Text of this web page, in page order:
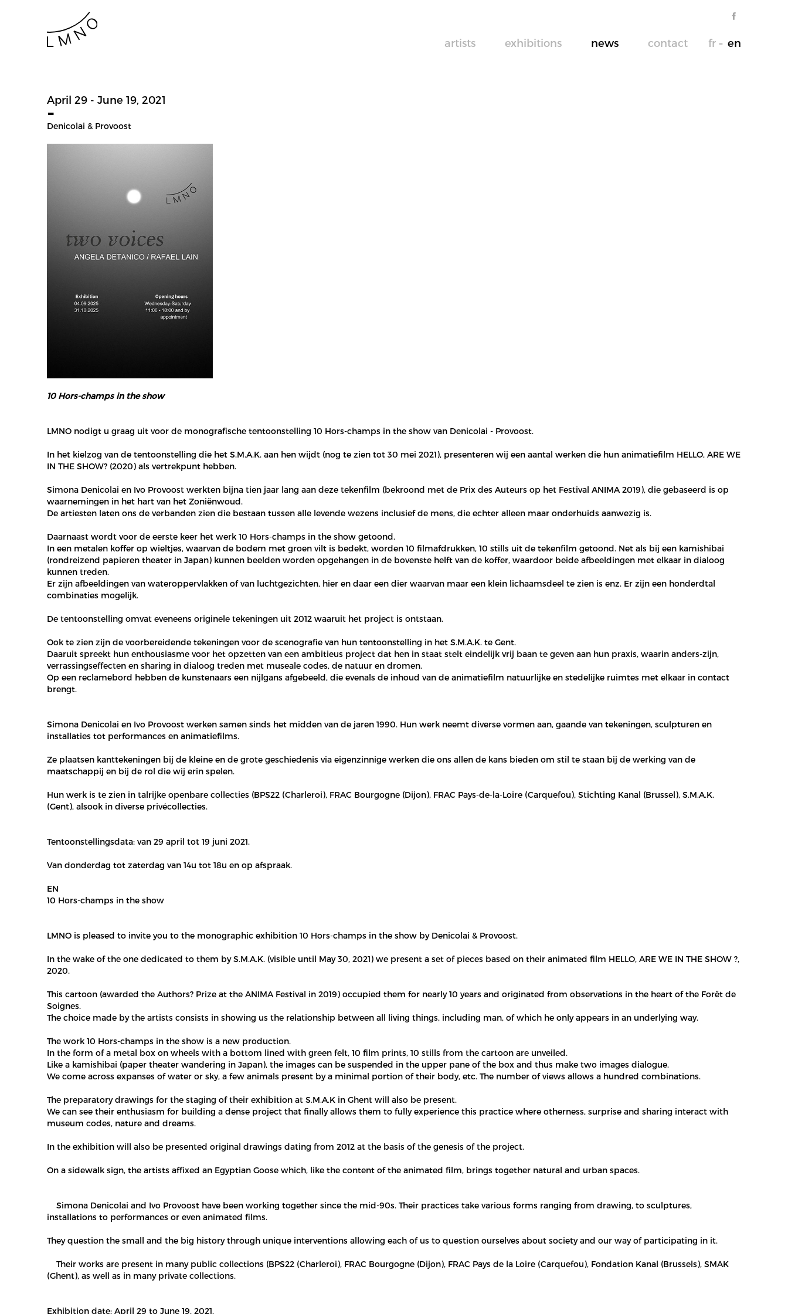
artists exhibitions news contact fr en
April 29 - June 19, 2021
-
Denicolai & Provoost
10 Hors-champs in the show
LMNO nodigt u graag uit voor de monografische tentoonstelling 10 Hors-champs in the show van Denicolai - Provoost.
In het kielzog van de tentoonstelling die het S.M.A.K. aan hen wijdt (nog te zien tot 30 mei 2021), presenteren wij een aantal werken die hun animatiefilm HELLO, ARE WE
IN THE SHOW? (2020) als vertrekpunt hebben.
Simona Denicolai en Ivo Provoost werkten bijna tien jaar lang aan deze tekenfilm (bekroond met de Prix des Auteurs op het Festival ANIMA 2019), die gebaseerd is op
waarnemingen in het hart van het Zoniënwoud.
De artiesten laten ons de verbanden zien die bestaan tussen alle levende wezens inclusief de mens, die echter alleen maar onderhuids aanwezig is.
Daarnaast wordt voor de eerste keer het werk 10 Hors-champs in the show getoond.
In een metalen koffer op wieltjes, waarvan de bodem met groen vilt is bedekt, worden 10 filmafdrukken, 10 stills uit de tekenfilm getoond. Net als bij een kamishibai
(rondreizend papieren theater in Japan) kunnen beelden worden opgehangen in de bovenste helft van de koffer, waardoor beide afbeeldingen met elkaar in dialoog
kunnen treden.
Er zijn afbeeldingen van wateroppervlakken of van luchtgezichten, hier en daar een dier waarvan maar een klein lichaamsdeel te zien is enz. Er zijn een honderdtal
combinaties mogelijk.
De tentoonstelling omvat eveneens originele tekeningen uit 2012 waaruit het project is ontstaan.
Ook te zien zijn de voorbereidende tekeningen voor de scenografie van hun tentoonstelling in het S.M.A.K. te Gent.
Daaruit spreekt hun enthousiasme voor het opzetten van een ambitieus project dat hen in staat stelt eindelijk vrij baan te geven aan hun praxis, waarin anders-zijn,
verrassingseffecten en sharing in dialoog treden met museale codes, de natuur en dromen.
Op een reclamebord hebben de kunstenaars een nijlgans afgebeeld, die evenals de inhoud van de animatiefilm natuurlijke en stedelijke ruimtes met elkaar in contact
brengt.
Simona Denicolai en Ivo Provoost werken samen sinds het midden van de jaren 1990. Hun werk neemt diverse vormen aan, gaande van tekeningen, sculpturen en
installaties tot performances en animatiefilms.
Ze plaatsen kanttekeningen bij de kleine en de grote geschiedenis via eigenzinnige werken die ons allen de kans bieden om stil te staan bij de werking van de
maatschappij en bij de rol die wij erin spelen.
Hun werk is te zien in talrijke openbare collecties (BPS22 (Charleroi), FRAC Bourgogne (Dijon), FRAC Pays-de-la-Loire (Carquefou), Stichting Kanal (Brussel), S.M.A.K.
(Gent), alsook in diverse privécollecties.
Tentoonstellingsdata: van 29 april tot 19 juni 2021.
Van donderdag tot zaterdag van 14u tot 18u en op afspraak.
EN
10 Hors-champs in the show
LMNO is pleased to invite you to the monographic exhibition 10 Hors-champs in the show by Denicolai & Provoost.
In the wake of the one dedicated to them by S.M.A.K. (visible until May 30, 2021) we present a set of pieces based on their animated film HELLO, ARE WE IN THE SHOW ?,
2020.
This cartoon (awarded the Authors? Prize at the ANIMA Festival in 2019) occupied them for nearly 10 years and originated from observations in the heart of the Forêt de
Soignes.
The choice made by the artists consists in showing us the relationship between all living things, including man, of which he only appears in an underlying way.
The work 10 Hors-champs in the show is a new production.
In the form of a metal box on wheels with a bottom lined with green felt, 10 film prints, 10 stills from the cartoon are unveiled.
Like a kamishibai (paper theater wandering in Japan), the images can be suspended in the upper pane of the box and thus make two images dialogue.
We come across expanses of water or sky, a few animals present by a minimal portion of their body, etc. The number of views allows a hundred combinations.
The preparatory drawings for the staging of their exhibition at S.M.A.K in Ghent will also be present.
We can see their enthusiasm for building a dense project that finally allows them to fully experience this practice where otherness, surprise and sharing interact with
museum codes, nature and dreams.
In the exhibition will also be presented original drawings dating from 2012 at the basis of the genesis of the project.
On a sidewalk sign, the artists affixed an Egyptian Goose which, like the content of the animated film, brings together natural and urban spaces.
Simona Denicolai and Ivo Provoost have been working together since the mid-90s. Their practices take various forms ranging from drawing, to sculptures,
installations to performances or even animated films.
They question the small and the big history through unique interventions allowing each of us to question ourselves about society and our way of participating in it.
Their works are present in many public collections (BPS22 (Charleroi), FRAC Bourgogne (Dijon), FRAC Pays de la Loire (Carquefou), Fondation Kanal (Brussels), SMAK
(Ghent), as well as in many private collections.
Exhibition date: April 29 to June 19, 2021.